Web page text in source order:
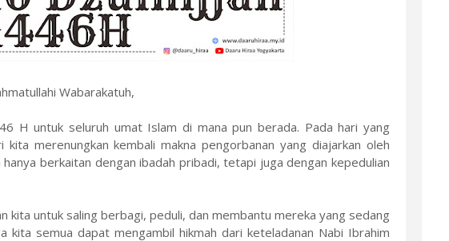
Wabarakatuh,
H untuk seluruh umat Islam di mana pun berada. Pada hari yang
kita merenungkan kembali makna pengorbanan yang diajarkan oleh
hanya berkaitan dengan ibadah pribadi, tetapi juga dengan kepedulian
kita untuk saling berbagi, peduli, dan membantu mereka yang sedang
kita semua dapat mengambil hikmah dari keteladanan Nabi Ibrahim